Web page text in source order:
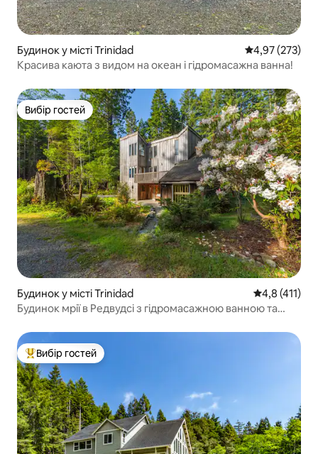
Будинок у місті Trinidad Середня
4,97 (273)
Красива каюта з видом на океан і гідромасажна ванна!
Вибір гостей
Вибір гостей
Будинок у місті Trinidad Середня
4,8 (411)
Будинок мрії в Редвудсі з гідромасажною ванною та
Топ вибір гостей
Вибір гостей